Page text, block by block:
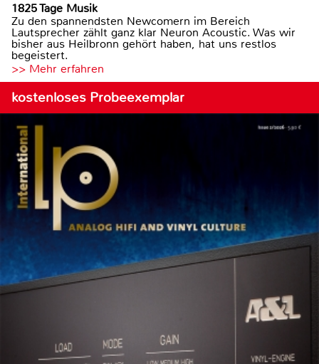
1825 Tage Musik
Zu den spannendsten Newcomern im Bereich
Lautsprecher zählt ganz klar Neuron Acoustic. Was wir
bisher aus Heilbronn gehört haben, hat uns restlos
begeistert.
>> Mehr erfahren
kostenloses Probeexemplar